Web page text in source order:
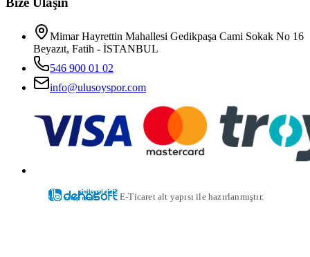
Mimar Hayrettin Mahallesi Gedikpaşa Cami Sokak No 16
Beyazıt, Fatih - İSTANBUL
546 900 01 02
info@ulusoyspor.com
E-Ticaret alt yapısı ile hazırlanmıştır.